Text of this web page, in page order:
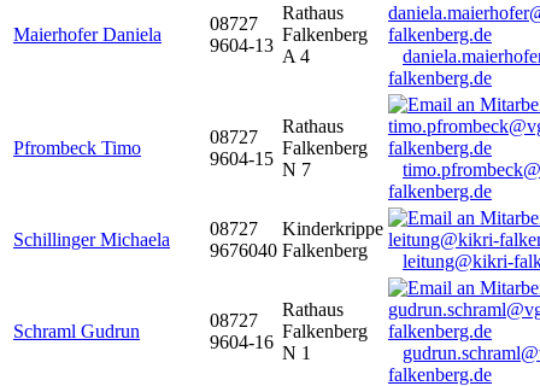
Maierhofer Daniela
08727
9604-13
Rathaus
Falkenberg
A 4
falkenberg.de
Pfrombeck Timo
08727
9604-15
Rathaus
Falkenberg
N 7
falkenberg.de
Schillinger Michaela
08727
9676040
Kinderkrippe
Falkenberg
leitung@kikri-
Schraml Gudrun
08727
9604-16
Rathaus
Falkenberg
N 1
falkenberg.de